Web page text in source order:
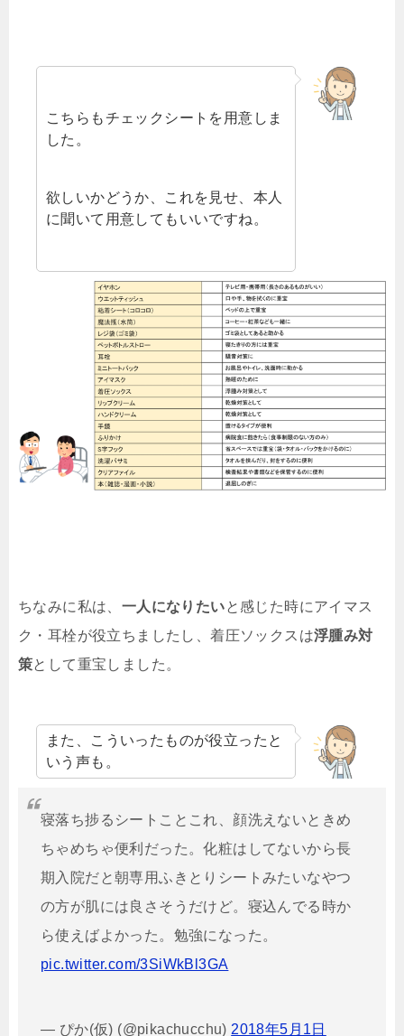
こちらもチェックシートを用意しま
した。
欲しいかどうか、これを見せ、本人
に聞いて用意してもいいですね。
ちなみに私は、 一人になりたいと感じた時にアイマス
ク・耳栓が役立ちましたし、着圧ソックスは浮腫み対
策として重宝しました。
また、こういったものが役立ったと
いう声も。
寝落ち捗るシートことこれ、顔洗えないときめ
ちゃめちゃ便利だった。化粧はしてないから長
期入院だと朝専用ふきとりシートみたいなやつ
の方が肌には良さそうだけど。寝込んでる時か
ら使えばよかった。勉強になった。
pic.twitter.com/3SiWkBl3GA
— ぴか(仮) (@pikachucchu) 2018年5月1日